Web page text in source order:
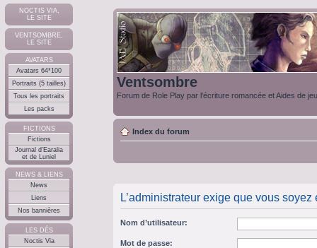
NOCTIS VIA,
LE SITE
VENTSOMBRE,
LE SITE
AVATARS
Avatars 64*100
Portraits (5 tailles)
Tous les portraits
Les packs
FICTIONS
Fictions
Journal d'Earalia
et de Luniel
NEWS & LIENS
News
Liens
Nos bannières
LES DÉS
Noctis Via
Ventsombre
Forum de Role Play par l'écriture romancée et Aides de
Index du forum
L’administrateur exige que vous
Nom d’utilisateur:
Mot de passe: